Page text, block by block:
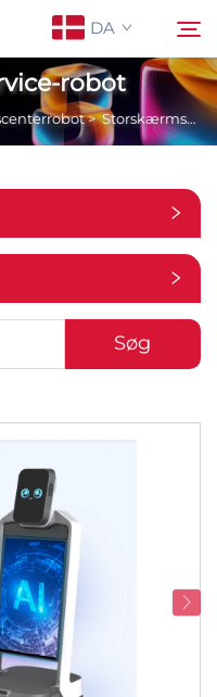
DA
robot
>Storskærmsservice-robot
Søg